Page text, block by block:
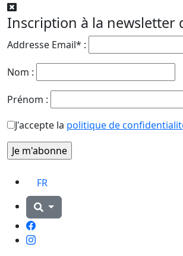
Inscription à la newsletter
Addresse Email* :
Nom :
Prénom :
J'accepte la politique de
FR
Facebook
Instagram